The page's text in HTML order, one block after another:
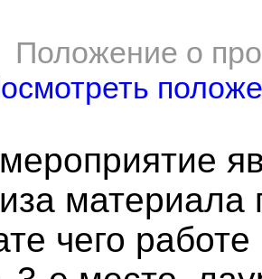
Положение о
чего